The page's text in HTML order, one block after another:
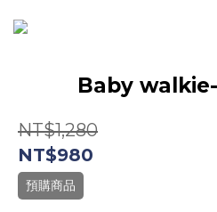
Baby
NT$1,280
NT$980
預購商品